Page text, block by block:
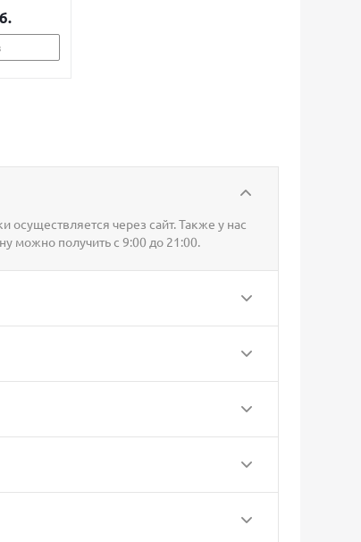
осуществляется через сайт. Также у нас
можно получить с 9:00 до 21:00.